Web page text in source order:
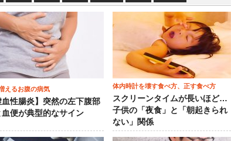
えるお腹の病気
血性腸炎】突然の左下腹部
血便が典型的なサイン
体内時計を壊す食べ方、正す食べ方
スクリーンタイムが長いほど…
子供の「夜食」と「朝起きられ
ない」関係